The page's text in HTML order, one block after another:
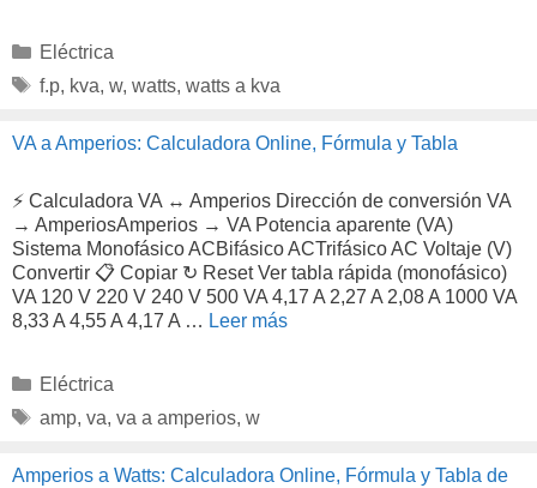
Categorías
Eléctrica
Etiquetas
f.p, kva, w, watts, watts a kva
VA a Amperios: Calculadora Online, Fórmula y Tabla
⚡ Calculadora VA ↔ Amperios Dirección de conversión VA
→ AmperiosAmperios → VA Potencia aparente (VA)
Sistema Monofásico ACBifásico ACTrifásico AC Voltaje (V)
Convertir 📋 Copiar ↻ Reset Ver tabla rápida (monofásico)
VA 120 V 220 V 240 V 500 VA 4,17 A 2,27 A 2,08 A 1000 VA
8,33 A 4,55 A 4,17 A … Leer más
Categorías
Eléctrica
Etiquetas
amp, va, va a amperios, w
Amperios a Watts: Calculadora Online, Fórmula y Tabla de